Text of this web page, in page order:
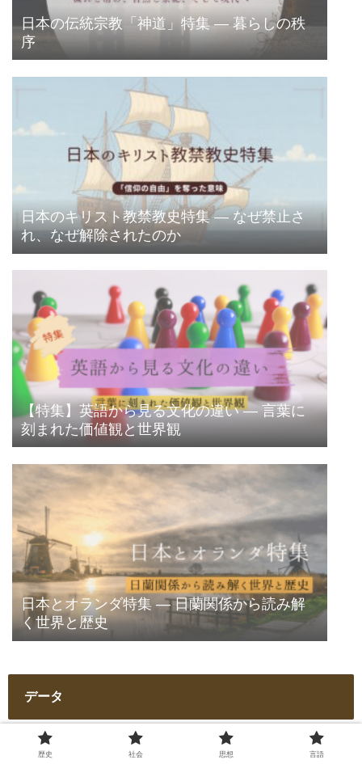
日本の伝統宗教「神道」特集 ― 暮らしの秩
序
日本のキリスト教禁教史特集 ― なぜ禁止さ
れ、なぜ解除されたのか
【特集】英語から見る文化の違い ― 言葉に
刻まれた価値観と世界観
日本とオランダ特集 ― 日蘭関係から読み解
く世界と歴史
データ
歴史 社会 思想 言語